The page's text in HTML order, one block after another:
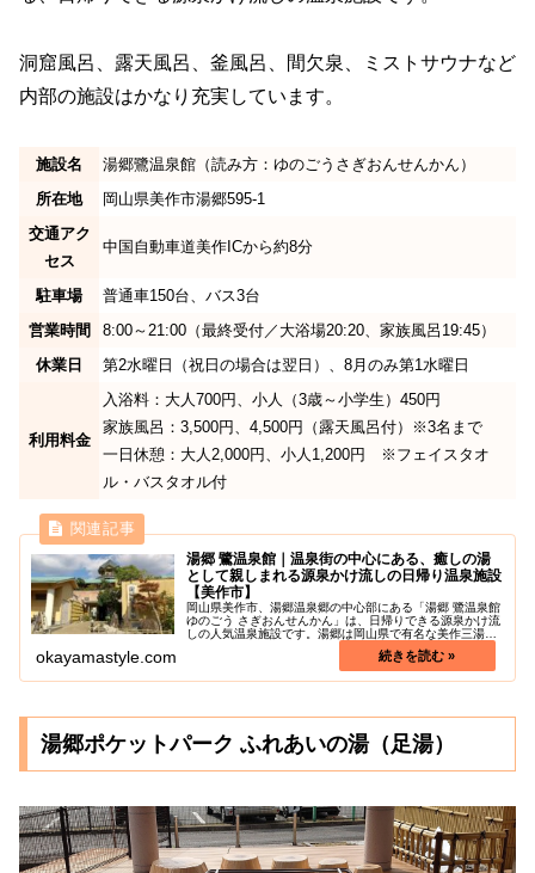
洞窟風呂、露天風呂、釜風呂、間欠泉、ミストサウナなど
内部の施設はかなり充実しています。
施設名
湯郷鷺温泉館（読み方：ゆのごうさぎおんせんかん）
所在地
岡山県美作市湯郷595-1
交通アク
セス
中国自動車道美作ICから約8分
駐車場
普通車150台、バス3台
営業時間
8:00～21:00（最終受付／大浴場20:20、家族風呂19:45）
休業日
第2水曜日（祝日の場合は翌日）、8月のみ第1水曜日
利用料金
入浴料：大人700円、小人（3歳～小学生）450円
家族風呂：3,500円、4,500円（露天風呂付）※3名まで
一日休憩：大人2,000円、小人1,200円 ※フェイスタオ
ル・バスタオル付
湯郷 鷺温泉館｜温泉街の中心にある、癒しの湯
として親しまれる源泉かけ流しの日帰り温泉施設
【美作市】
岡山県美作市、湯郷温泉郷の中心部にある「湯郷 鷺温泉館
ゆのごう さぎおんせんかん」は、日帰りできる源泉かけ流
しの人気温泉施設です。湯郷は岡山県で有名な美作三湯の
うちの一つで、その中心に位置するのが湯郷鷺温泉館で
okayamastyle.com
湯郷ポケットパーク ふれあいの湯（足湯）